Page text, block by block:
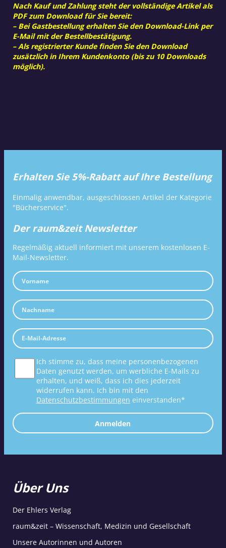
Nach Kauf und Zahlung steht der vollständige Artikel als
PDF zum Download für Sie bereit:
– Bei Gastbestellung erhalten Sie den Download-Link per
E-Mail mit der Bestellbestätigung.
– Als registrierter Kunde finden Sie den Download
zusätzlich in Ihrem Kundenkonto (bis zu 10 Downloads
möglich).
Erhalten Sie 5%-Rabatt auf Ihre Bestellung
Einmalig anwendbar, ausgeschlossen Artikel der Kategorie
"Bücherservice".
Der raum&zeit Newsletter
Regelmäßig aktuell informiert mit unserem kostenlosen E-
Mail-Newsletter.
Ich stimme zu, dass meine personenbezogenen
Daten genutzt werden, um werbliche E-Mails zu
erhalten, und weiß, dass ich dies jederzeit
widerrufen kann. Ich bin mit den
Datenschutzbestimmungen einverstanden*
Anmelden
Über Uns
Der Ehlers Verlag
raum&zeit – Wissenschaft, Medizin und Gesellschaft
Unsere Autorinnen und Autoren